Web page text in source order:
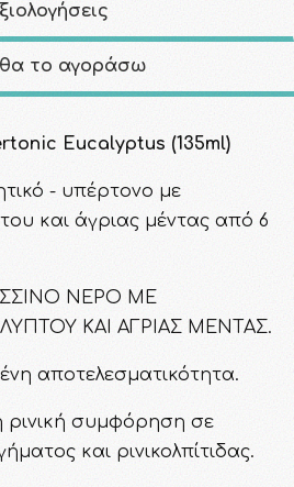
το αγοράσω
Eucalyptus (135ml)
- υπέρτονο με
και άγριας μέντας από 6
ΝΕΡΟ ΜΕ
ΚΑΙ ΑΓΡΙΑΣ ΜΕΝΤΑΣ.
αποτελεσματικότητα.
ρινική συμφόρηση σε
και ρινικολπίτιδας.